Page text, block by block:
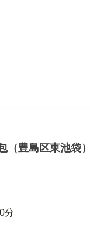
（豊島区東池袋
分